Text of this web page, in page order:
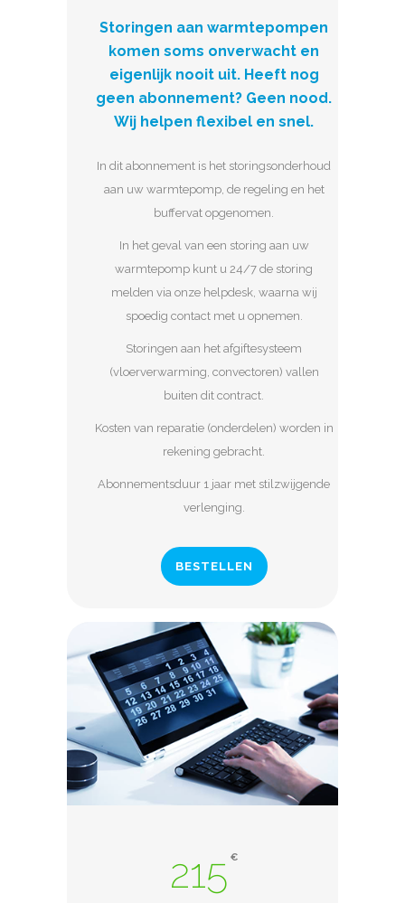
Storingen aan warmtepompen
komen soms onverwacht en
eigenlijk nooit uit. Heeft nog
geen abonnement? Geen nood.
Wij helpen flexibel en snel.
In dit abonnement is het storingsonderhoud
aan uw warmtepomp, de regeling en het
buffervat opgenomen.
In het geval van een storing aan uw
warmtepomp kunt u 24/7 de storing
melden via onze helpdesk, waarna wij
spoedig contact met u opnemen.
Storingen aan het afgiftesysteem
(vloerverwarming, convectoren) vallen
buiten dit contract.
Kosten van reparatie (onderdelen) worden in
rekening gebracht.
Abonnementsduur 1 jaar met stilzwijgende
verlenging.
BESTELLEN
215 €